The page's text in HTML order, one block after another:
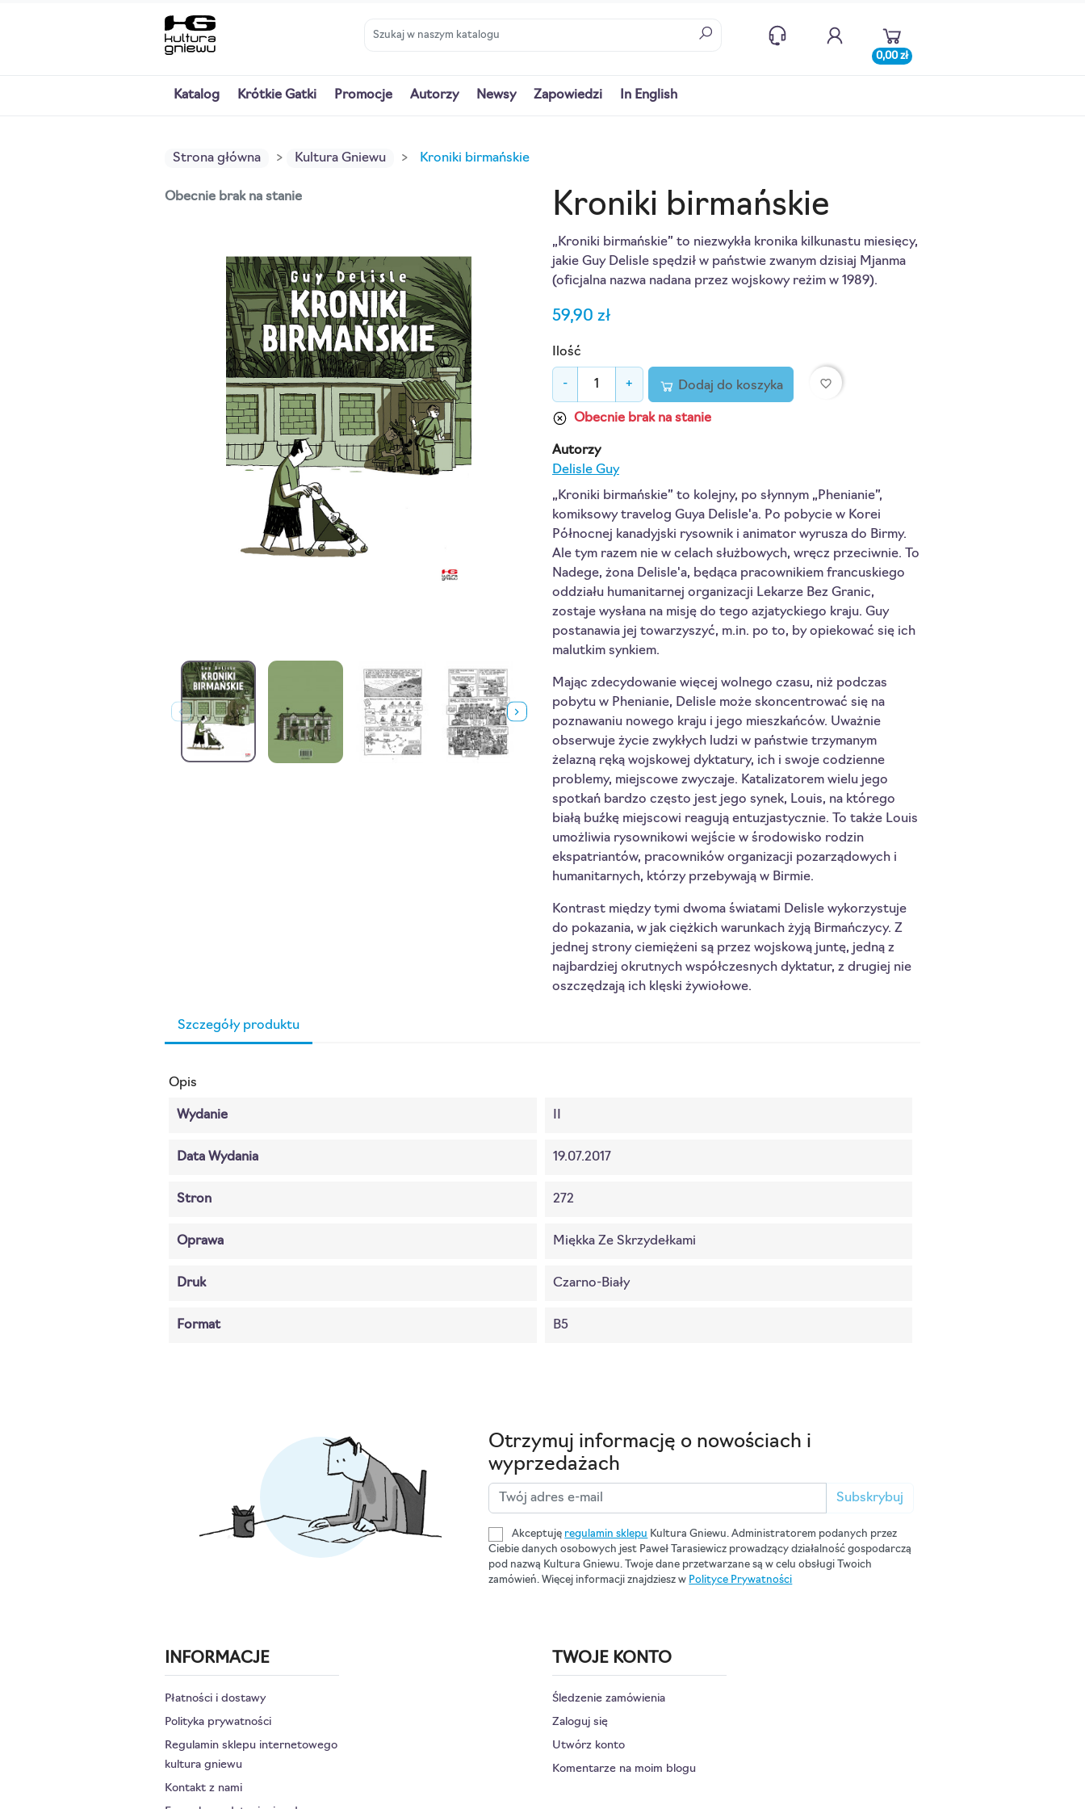
0,00 zł
Katalog Krótkie Gatki Promocje Autorzy Newsy Zapowiedzi In English
Strona główna Kultura Gniewu Kroniki birmańskie
Obecnie brak na stanie Kroniki birmańskie
„Kroniki birmańskie” to niezwykła kronika kilkunastu miesięcy,
jakie Guy Delisle spędził w państwie zwanym dzisiaj Mjanma
(oficjalna nazwa nadana przez wojskowy reżim w 1989).
59,90 zł
Ilość
- + Dodaj do koszyka favorite_border
Obecnie brak na stanie
Autorzy
Delisle Guy
„Kroniki birmańskie” to kolejny, po słynnym „Phenianie”,
komiksowy travelog Guya Delisle'a. Po pobycie w Korei
Północnej kanadyjski rysownik i animator wyrusza do Birmy.
Ale tym razem nie w celach służbowych, wręcz przeciwnie. To
Nadege, żona Delisle'a, będąca pracownikiem francuskiego
oddziału humanitarnej organizacji Lekarze Bez Granic,
zostaje wysłana na misję do tego azjatyckiego kraju. Guy
postanawia jej towarzyszyć, m.in. po to, by opiekować się ich
malutkim synkiem.
Mając zdecydowanie więcej wolnego czasu, niż podczas
pobytu w Phenianie, Delisle może skoncentrować się na
poznawaniu nowego kraju i jego mieszkańców. Uważnie
obserwuje życie zwykłych ludzi w państwie trzymanym
żelazną ręką wojskowej dyktatury, ich i swoje codzienne
problemy, miejscowe zwyczaje. Katalizatorem wielu jego
spotkań bardzo często jest jego synek, Louis, na którego
białą buźkę miejscowi reagują entuzjastycznie. To także Louis
umożliwia rysownikowi wejście w środowisko rodzin
ekspatriantów, pracowników organizacji pozarządowych i
humanitarnych, którzy przebywają w Birmie.
Kontrast między tymi dwoma światami Delisle wykorzystuje
do pokazania, w jak ciężkich warunkach żyją Birmańczycy. Z
jednej strony ciemiężeni są przez wojskową juntę, jedną z
najbardziej okrutnych współczesnych dyktatur, z drugiej nie
oszczędzają ich klęski żywiołowe.
Szczegóły produktu
Opis
Wydanie
Data Wydania 19.07.2017
Stron 272
Oprawa Miękka Ze Skrzydełkami
Druk Czarno-Biały
Format B5
Otrzymuj informację o nowościach i
wyprzedażach
Subskrybuj
Akceptuję regulamin sklepu Kultura Gniewu. Administratorem podanych przez
Ciebie danych osobowych jest Paweł Tarasiewicz prowadzący działalność gospodarczą
pod nazwą Kultura Gniewu. Twoje dane przetwarzane są w celu obsługi Twoich
zamówień. Więcej informacji znajdziesz w Polityce Prywatności
INFORMACJE
Płatności i dostawy
Polityka prywatności
Regulamin sklepu internetowego
kultura gniewu
Kontakt z nami
TWOJE KONTO
Śledzenie zamówienia
Zaloguj się
Utwórz konto
Komentarze na moim blogu